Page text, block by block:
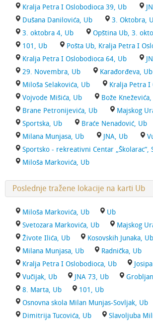
Kralja Petra I Oslobodioca 39, Ub
Dušana Danilovića, Ub
3. Oktobra,
3. oktobra 4, Ub
Opština Ub, 3.
101, Ub
Pošta Ub, Kralja Petra I
Kralja Petra I Oslobodioca 64, Ub
29. Novembra, Ub
Karađorđeva, Ub
Miloša Selakovića, Ub
Kralja Petra I
Vojvode Mišića, Ub
Bože
Brane Petronijevića, Ub
Majskog
Sportska, Ub
Braće Nenadović, Ub
Milana Munjasa, Ub
JNA, Ub
Sportsko - rekreativni Centar „Školarac“,
Miloša Markovića, Ub
Poslednje tražene lokacije na karti Ub
Miloša Markovića, Ub
Ub
Svetozara Markovića, Ub
Majskog
Živote Ilića, Ub
Kosovskih Junaka, Ub
Milana Munjasa, Ub
Radnička, Ub
Kralja Petra I Oslobodioca, Ub
Vučijak, Ub
JNA 73, Ub
8. Marta, Ub
101, Ub
Osnovna skola Milan Munjas-Sovljak, Ub
Dimitrija Tucovića, Ub
Slavoljuba